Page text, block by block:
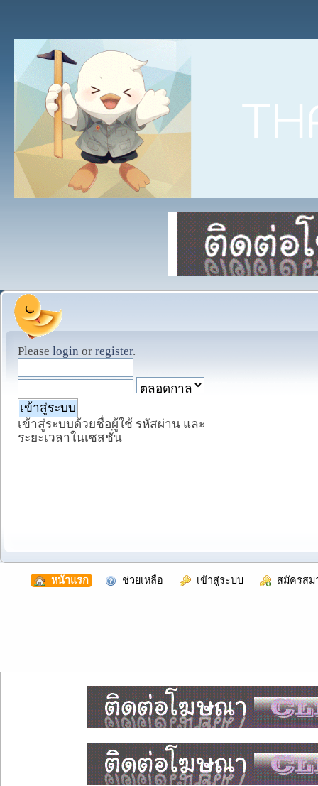
Please login or register.
เข้าสู่ระบบด้วยชื่อผู้ใช้ รหัสผ่าน และ
ระยะเวลาในเซสชั่น
หน้าแรก ช่วยเหลือ เข้าสู่ระบบ สมัครสม